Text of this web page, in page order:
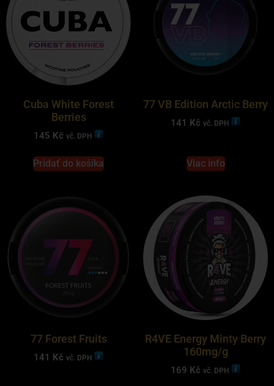
Cuba White Forest
Berries
145 Kč vč. DPH
Pridať do košíka
77 VB Edition Arctic Berry
141 Kč vč. DPH
Viac info
77 Forest Fruits
141 Kč vč. DPH
R4VE Energy Minty Berry
160mg/g
169 Kč vč. DPH